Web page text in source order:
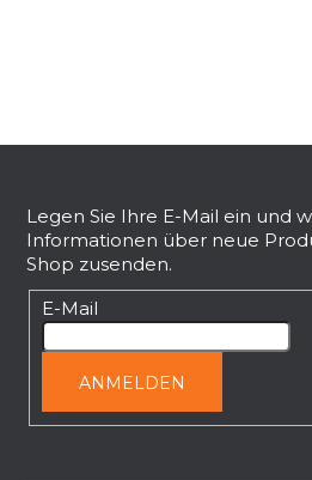
Legen Sie Ihre E-Mail ein und
Informationen über neue
Shop zusenden.
E-Mail
ANMELDEN